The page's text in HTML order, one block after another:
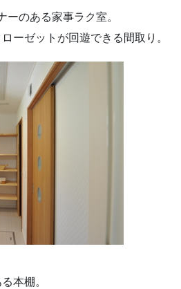
ーのある家事ラク室。
ーゼットが回遊できる間取り。
本棚。